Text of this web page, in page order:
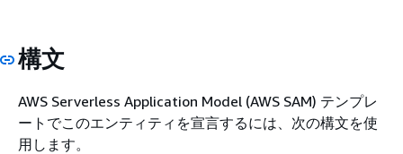
構文
AWS Serverless Application Model (AWS SAM) テンプレ
ートでこのエンティティを宣言するには、次の構文を使
用します。